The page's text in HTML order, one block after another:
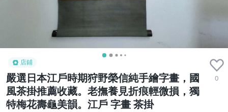
店鋪
嚴選日本江戶時期狩野榮信純手繪字畫，國
風茶掛推薦收藏。老撫養見折痕輕微損，獨
特梅花壽龜美韻。江戶 字畫 茶掛
0